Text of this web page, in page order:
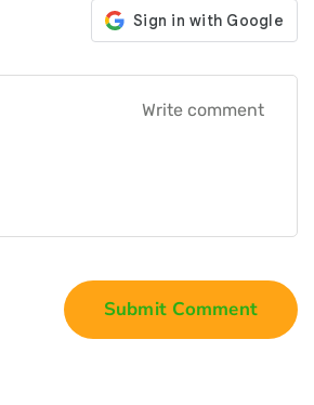
Submit Comment